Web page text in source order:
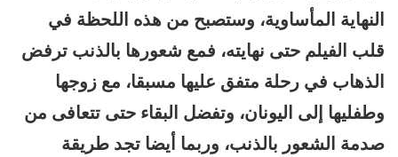
النهاية المأساوية، وستصبح من هذه اللحظة في
قلب الفيلم حتى نهايته، فمع شعورها بالذنب ترفض
الذهاب في رحلة متفق عليها مسبقا، مع زوجها
وطفليها إلى اليونان، وتفضل البقاء حتى تتعافى من
صدمة الشعور بالذنب، وربما أيضا تجد طريقة